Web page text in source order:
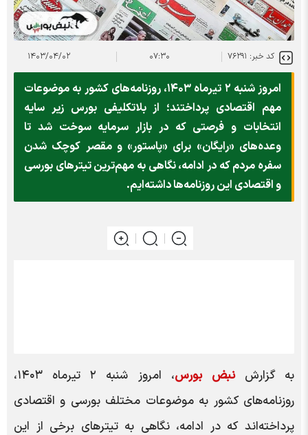
کد خبر: ۷۶۲۹۱ ۰۷:۳۰ ۱۴۰۳/۰۴/۰۲
امروز شنبه ۲ تیرماه ۱۴۰۳، روزنامه‌های کشور به موضوعات
مهم اقتصادی پرداختند؛ از بلاتکلیفی بورس زیر سایه
انتخابات و فرصتی که در بازار سرمایه سوخت شد تا
وعده‌های «رایگان» برای «پاستور» و مقصر کوچک شدن
سفره مردم که در ادامه، نگاهی به مهم‌ترین تیتر‌های بورسی
و اقتصادی این روزنامه‌ها داشته‌ایم.
به گزارشنبض بورس
، امروز شنبه ۲ تیرماه ۱۴۰۳،
روزنامه‌های کشور به موضوعات مختلف بورسی و اقتصادی
پرداخته‌اند که در ادامه، نگاهی به تیتر‌های برخی از این